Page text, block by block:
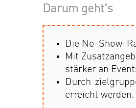
Darum geht's
Die No-Show-
Mit
stärker an
Durch
erreicht werden.